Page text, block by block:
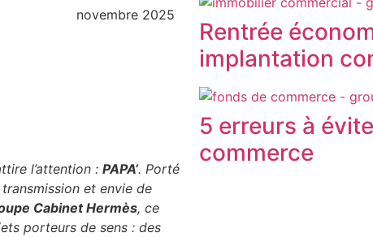
novembre 2025
l’attention : PAPA’. Porté
et envie de
Cabinet Hermès, ce
porteurs de sens : des
Rentrée
implantation
5 erreurs à
commerce